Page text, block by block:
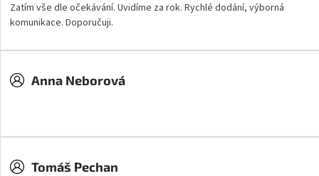
Zatím vše dle očekávání. Uvidíme za rok. Rychlé dodání, výborná
komunikace. Doporučuji.
Anna Neborová
Tomáš Pechan